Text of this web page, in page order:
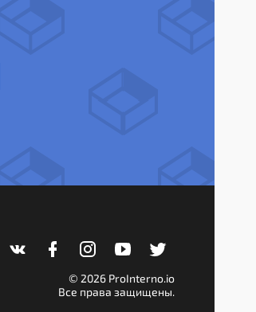
© 2026 ProInterno.io
Все права защищены.